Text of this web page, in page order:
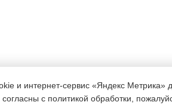
и интернет-сервис «Яндекс Метрика»
с политикой обработки,